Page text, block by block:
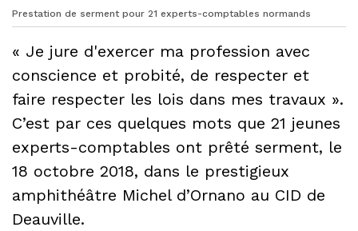
Prestation de serment pour 21 experts-comptables normands
« Je jure d'exercer ma profession avec
conscience et probité, de respecter et
faire respecter les lois dans mes travaux ».
C’est par ces quelques mots que 21 jeunes
experts-comptables ont prêté serment, le
18 octobre 2018, dans le prestigieux
amphithéâtre Michel d’Ornano au CID de
Deauville.